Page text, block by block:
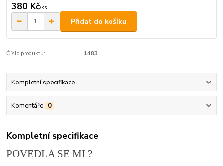
380 Kč/ks
Přidat do košíku
Číslo produktu: 1483
Kompletní specifikace
Komentáře 0
Kompletní specifikace
POVEDLA SE MI ?